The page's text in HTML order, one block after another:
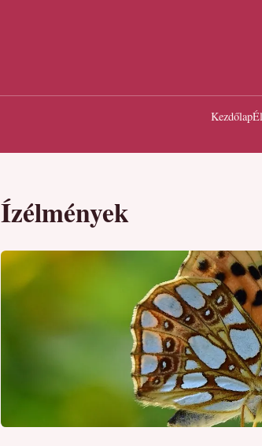
Kezdőlap
Ízélmények